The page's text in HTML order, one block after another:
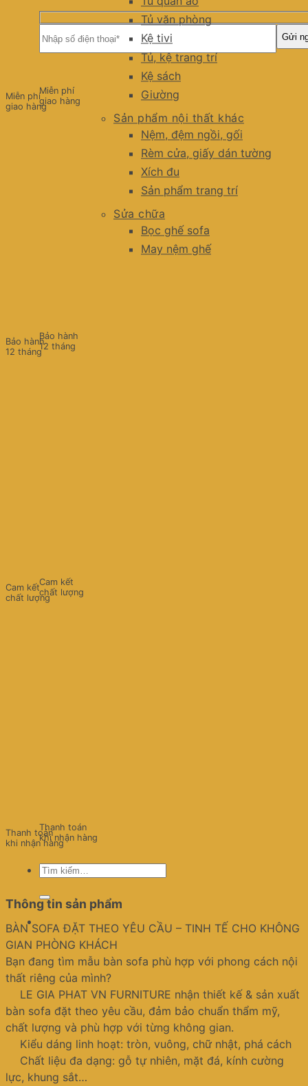
Tủ văn phòng
Kệ tivi
Tủ, kệ trang trí
Kệ sách
Giường
Sản phẩm nội thất khác
Nệm, đệm ngồi, gối
Rèm cửa, giấy dán tường
Xích đu
Sản phẩm trang trí
Sửa chữa
Bọc ghế sofa
May nệm ghế
Miễn phí
giao hàng
Bảo hành
12 tháng
Cam kết
chất lượng
Thanh toán
khi nhận hàng
Tìm
Miễn phí
giao hàng
Bảo hành
12 tháng
Cam kết
chất lượng
Thanh toán
khi nhận hàng
Thông tin sản phẩm
BÀN SOFA ĐẶT THEO YÊU CẦU – TINH TẾ CHO KHÔNG
GIAN PHÒNG KHÁCH
Bạn đang tìm mẫu bàn sofa phù hợp với phong cách nội
thất riêng của mình?
LE GIA PHAT VN FURNITURE nhận thiết kế & sản xuất
bàn sofa đặt theo yêu cầu, đảm bảo chuẩn thẩm mỹ,
chất lượng và phù hợp với từng không gian.
Kiểu dáng linh hoạt: tròn, vuông, chữ nhật, phá cách
Chất liệu đa dạng: gỗ tự nhiên, mặt đá, kính cường
lực, khung sắt…